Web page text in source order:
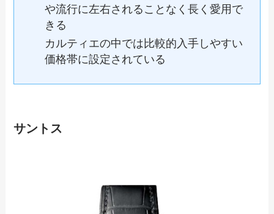
や流行に左右されることなく長く愛用で
きる
カルティエの中では比較的入手しやすい
価格帯に設定されている
サントス